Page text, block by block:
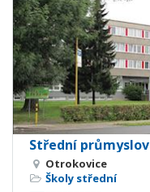
Střední
Otrokovice
Školy střední